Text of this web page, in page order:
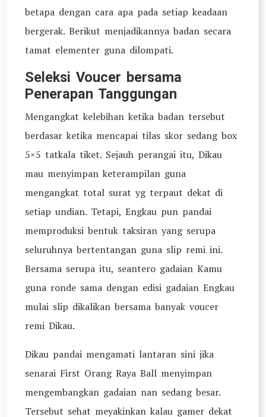
betapa dengan cara apa pada setiap keadaan
bergerak. Berikut menjadikannya badan secara
tamat elementer guna dilompati.
Seleksi Voucer bersama
Penerapan Tanggungan
Mengangkat kelebihan ketika badan tersebut
berdasar ketika mencapai tilas skor sedang box
5×5 tatkala tiket. Sejauh perangai itu, Dikau
mau menyimpan keterampilan guna
mengangkat total surat yg terpaut dekat di
setiap undian. Tetapi, Engkau pun pandai
memproduksi bentuk taksiran yang serupa
seluruhnya bertentangan guna slip remi ini.
Bersama serupa itu, seantero gadaian Kamu
guna ronde sama dengan edisi gadaian Engkau
mulai slip dikalikan bersama banyak voucer
remi Dikau.
Dikau pandai mengamati lantaran sini jika
senarai First Orang Raya Ball menyimpan
mengembangkan gadaian nan sedang besar.
Tersebut sehat meyakinkan kalau gamer dekat